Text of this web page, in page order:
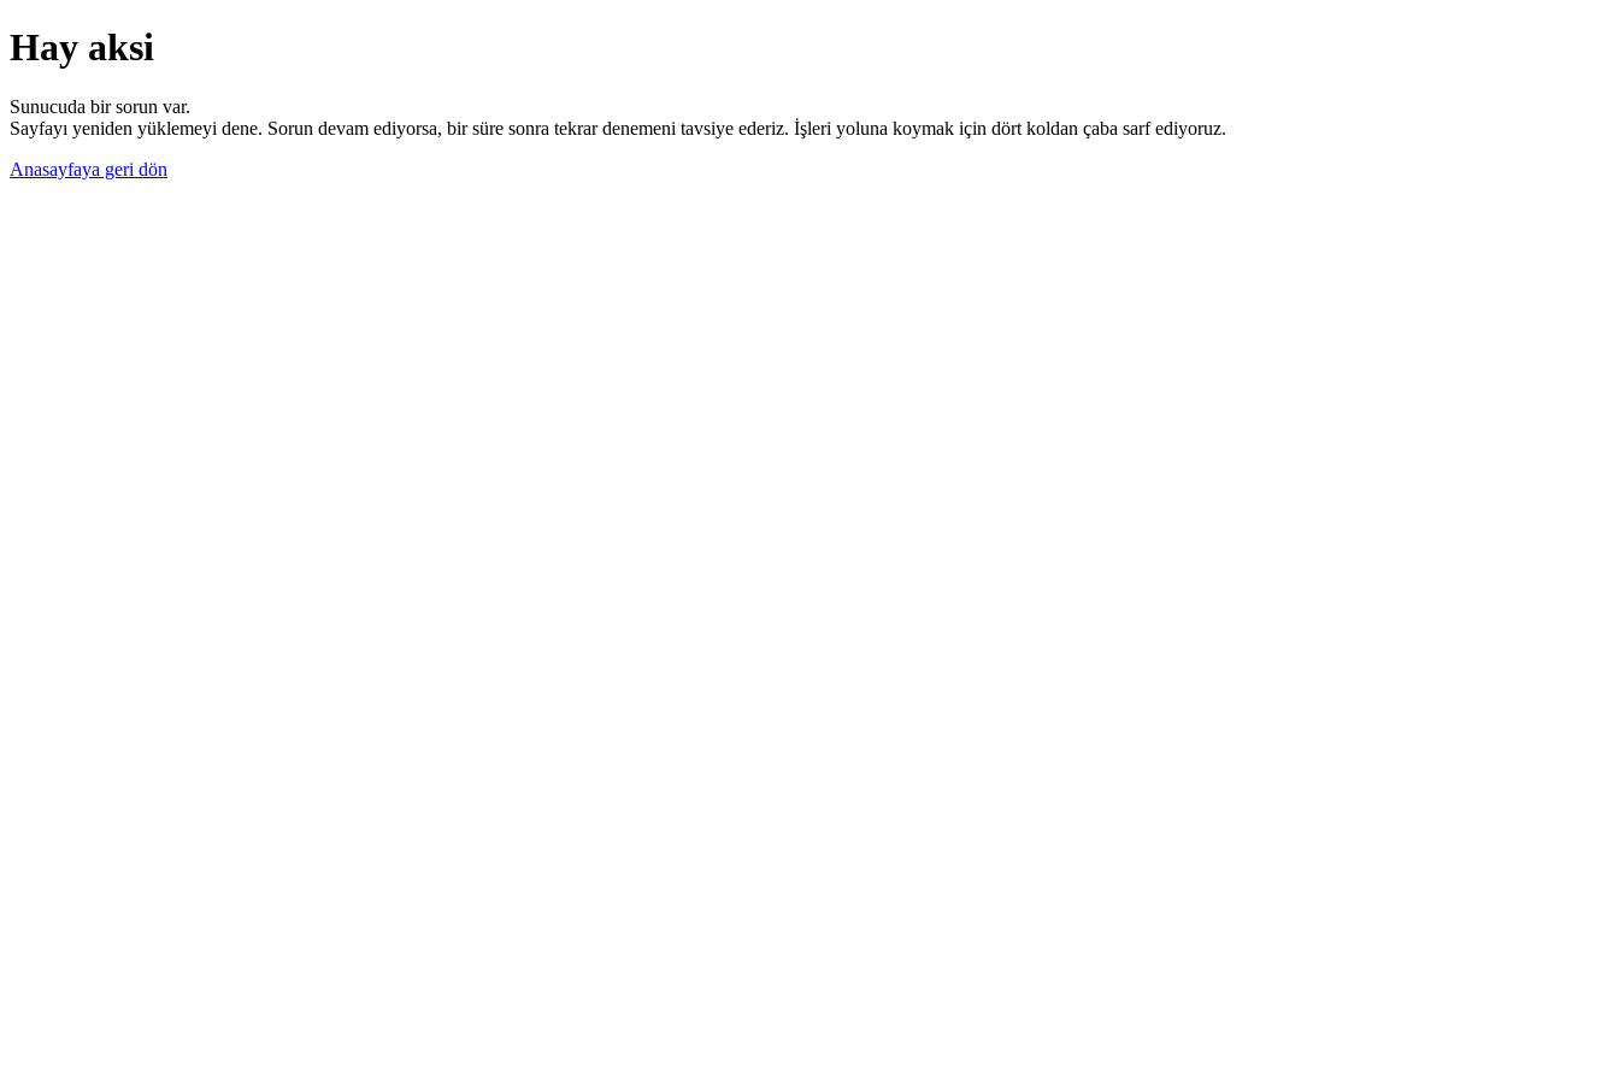
Hay aksi
Sunucuda bir sorun var.
Sayfayı yeniden yüklemeyi dene. Sorun devam ediyorsa, bir süre sonra tekrar denemeni tavsiye ederiz. İşleri yoluna koymak için dört koldan çaba sarf ediyoruz.
Anasayfaya geri dön